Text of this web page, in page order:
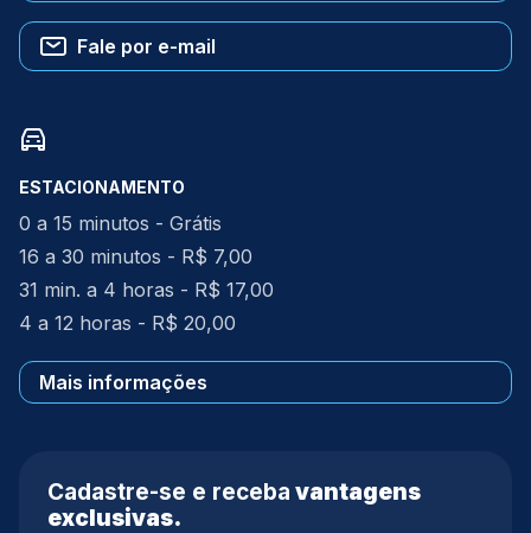
Fale por e-mail
ESTACIONAMENTO
0 a 15 minutos - Grátis
16 a 30 minutos - R$ 7,00
31 min. a 4 horas - R$ 17,00
4 a 12 horas - R$ 20,00
Mais informações
Cadastre-se e receba vantagens
exclusivas.